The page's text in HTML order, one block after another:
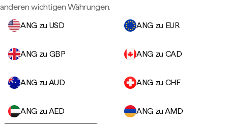
anderen wichtigen Währungen.
ANG zu USD
ANG zu EUR
ANG zu GBP ANG zu CAD
ANG zu AUD ANG zu CHF
ANG zu AED
ANG zu AMD